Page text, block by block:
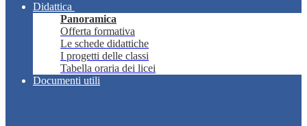
Didattica
Panoramica
Offerta formativa
Le schede didattiche
I progetti delle classi
Tabella oraria dei licei
Documenti utili